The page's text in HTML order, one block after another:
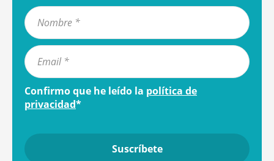
Confirmo que he leído la política de
privacidad*